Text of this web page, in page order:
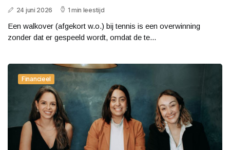
24 juni 2026 1 min leestijd
Een walkover (afgekort w.o.) bij tennis is een overwinning
zonder dat er gespeeld wordt, omdat de te...
Financieel